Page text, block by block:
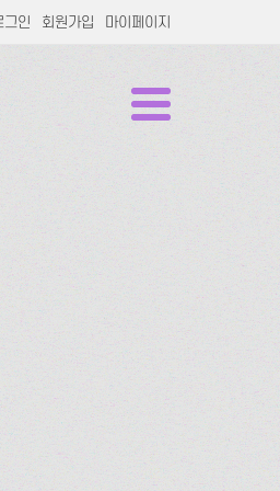
그인 회원가입 마이페이지